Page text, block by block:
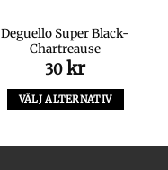
Deguello Super Black-
Chartreause
30 kr
VÄLJ ALTERNATIV